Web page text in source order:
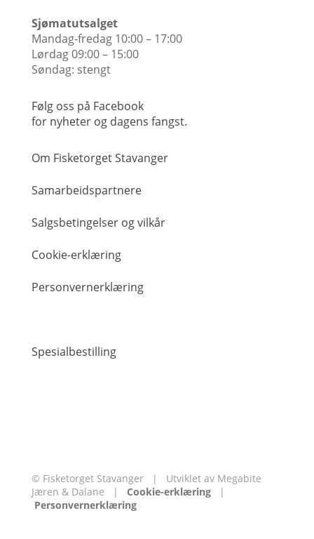
Sjømatutsalget
Mandag-fredag 10:00 – 17:00
Lørdag 09:00 – 15:00
Søndag: stengt
Følg oss på Facebook
for nyheter og dagens fangst.
Om Fisketorget Stavanger
Samarbeidspartnere
Salgsbetingelser og vilkår
Cookie-erklæring
Personvernerklæring
Spesialbestilling
© Fisketorget Stavanger| Utviklet av Megabite
Jæren & Dalane | Cookie-erklæring|
Personvernerklæring